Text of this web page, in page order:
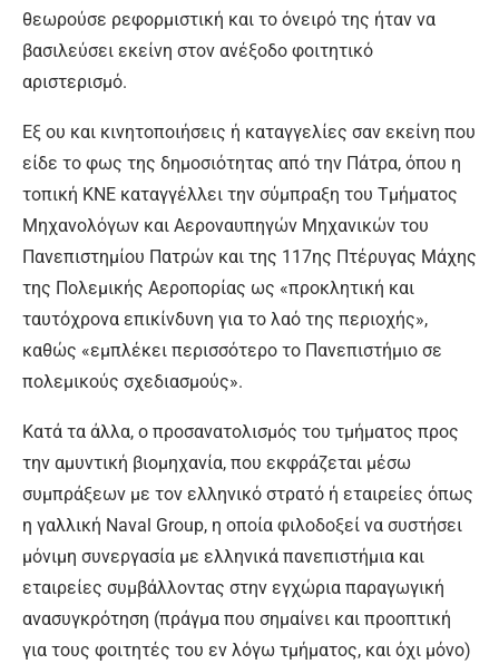
θεωρούσε ρεφορμιστική και το όνειρό της ήταν να
βασιλεύσει εκείνη στον ανέξοδο φοιτητικό
αριστερισμό.
Εξ ου και κινητοποιήσεις ή καταγγελίες σαν εκείνη που
είδε το φως της δημοσιότητας από την Πάτρα, όπου η
τοπική ΚΝΕ καταγγέλλει την σύμπραξη του Τμήματος
Μηχανολόγων και Αεροναυπηγών Μηχανικών του
Πανεπιστημίου Πατρών και της 117ης Πτέρυγας Μάχης
της Πολεμικής Αεροπορίας ως «προκλητική και
ταυτόχρονα επικίνδυνη για το λαό της περιοχής»,
καθώς «εμπλέκει περισσότερο το Πανεπιστήμιο σε
πολεμικούς σχεδιασμούς».
Κατά τα άλλα, ο προσανατολισμός του τμήματος προς
την αμυντική βιομηχανία, που εκφράζεται μέσω
συμπράξεων με τον ελληνικό στρατό ή εταιρείες όπως
η γαλλική Naval Group, η οποία φιλοδοξεί να συστήσει
μόνιμη συνεργασία με ελληνικά πανεπιστήμια και
εταιρείες συμβάλλοντας στην εγχώρια παραγωγική
ανασυγκρότηση (πράγμα που σημαίνει και προοπτική
για τους φοιτητές του εν λόγω τμήματος, και όχι μόνο)